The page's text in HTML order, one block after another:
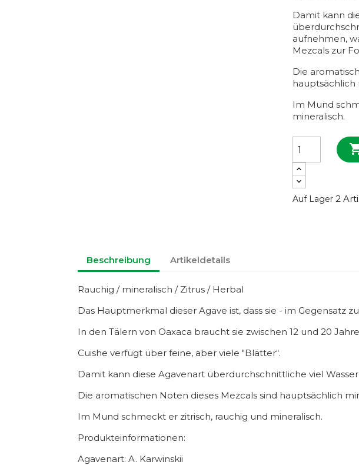
Damit kann
aufnehmen,
Mezcals zur
Die
hauptsächlich
Im Mund
mineralisch.
Auf Lager 2
Beschreibung Artikeldetails
Rauchig / mineralisch / Zitrus / Herbal
Das Hauptmerkmal dieser Agave ist, dass sie - im
In den Tälern von Oaxaca braucht sie zwischen 12 und 20
Cuishe verfügt über feine, aber viele "Blätter“.
Damit kann diese Agavenart überdurchschnittliche viel
Die aromatischen Noten dieses Mezcals sind hauptsächlich
Im Mund schmeckt er zitrisch, rauchig und mineralisch.
Produkteinformationen:
Agavenart: A. Karwinskii